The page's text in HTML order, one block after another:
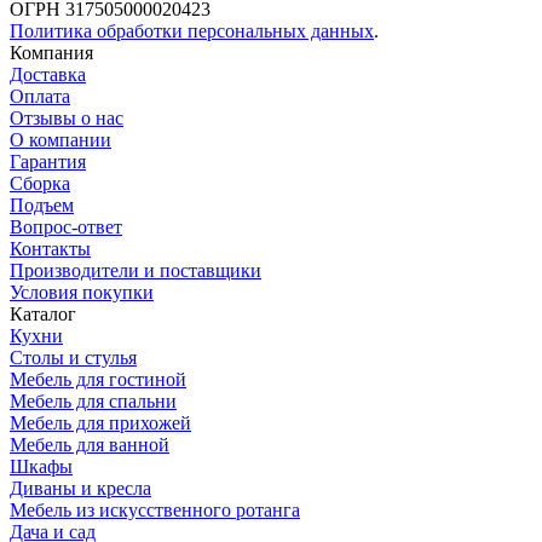
ОГРН 317505000020423
Политика обработки персональных данных.
Компания
Доставка
Оплата
Отзывы о нас
О компании
Гарантия
Сборка
Подъем
Вопрос-ответ
Контакты
Производители и поставщики
Условия покупки
Каталог
Кухни
Столы и стулья
Мебель для гостиной
Мебель для спальни
Мебель для прихожей
Мебель для ванной
Шкафы
Диваны и кресла
Мебель из искусственного ротанга
Дача и сад